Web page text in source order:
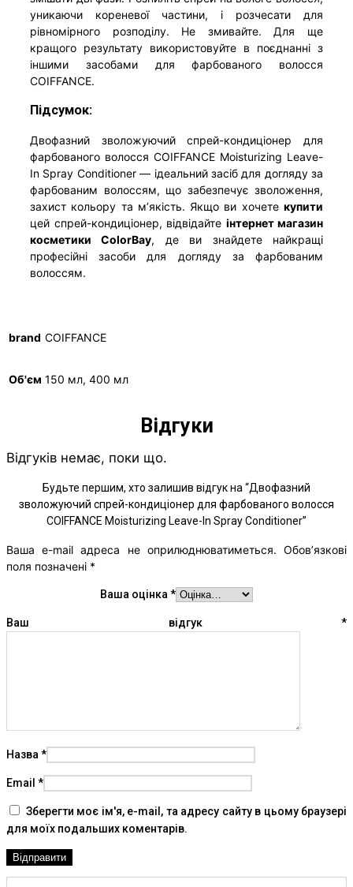
уникаючи кореневої частини, і розчесати для
рівномірного розподілу. Не змивайте. Для ще
кращого результату використовуйте в поєднанні з
іншими засобами для фарбованого волосся
COIFFANCE.
Підсумок:
Двофазний зволожуючий спрей-кондиціонер для
фарбованого волосся COIFFANCE Moisturizing Leave-
In Spray Conditioner — ідеальний засіб для догляду за
фарбованим волоссям, що забезпечує зволоження,
захист кольору та м’якість. Якщо ви хочете купити
цей спрей-кондиціонер, відвідайте інтернет магазин
косметики ColorBay, де ви знайдете найкращі
професійні засоби для догляду за фарбованим
волоссям.
brand COIFFANCE
Об'єм 150 мл, 400 мл
Відгуки
Відгуків немає, поки що.
Будьте першим, хто залишив відгук на “Двофазний
зволожуючий спрей-кондиціонер для фарбованого волосся
COIFFANCE Moisturizing Leave-In Spray Conditioner”
Ваша e-mail адреса не оприлюднюватиметься. Обов’язкові
поля позначені *
Ваша оцінка*
Ваш відгук *
Назва*
Email *
Зберегти моє ім'я, e-mail, та адресу сайту в цьому браузері
для моїх подальших коментарів.